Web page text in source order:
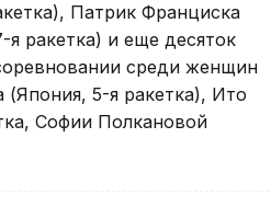
Патрик Франциска
я ракетка) и еще десяток
среди женщин
(Япония, 5-я ракетка), Ито
Софии Полкановой